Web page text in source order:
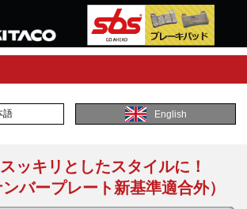
語 English
ッキリとしたスタイルに！
ンバープレート新基準適合外）